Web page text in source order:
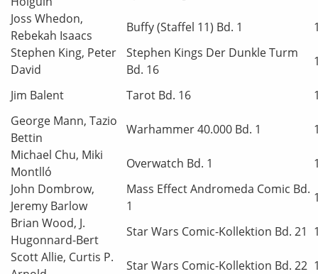
Joss Whedon,
Rebekah Isaacs
Buffy (Staffel 11) Bd. 1
Stephen King, Peter
David
Stephen Kings Der Dunkle Turm
Bd. 16
Jim Balent Tarot Bd. 16
George Mann, Tazio
Bettin
Warhammer 40.000 Bd. 1
Michael Chu, Miki
Montlló
Overwatch Bd. 1
John Dombrow,
Jeremy Barlow
Mass Effect Andromeda Comic Bd.
1
Brian Wood, J.
Hugonnard-Bert
Star Wars Comic-Kollektion Bd. 21
Scott Allie, Curtis P.
Star Wars Comic-Kollektion Bd. 22